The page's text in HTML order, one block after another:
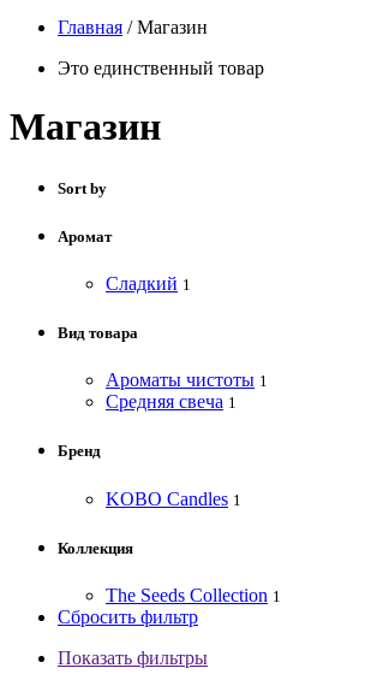
Главная /Магазин
Это единственный товар
Магазин
Sort by
Аромат
Сладкий 1
Вид товара
Ароматы чистоты 1
Средняя свеча 1
Бренд
KOBO Candles 1
Коллекция
The Seeds Collection 1
Сбросить фильтр
Показать фильтры